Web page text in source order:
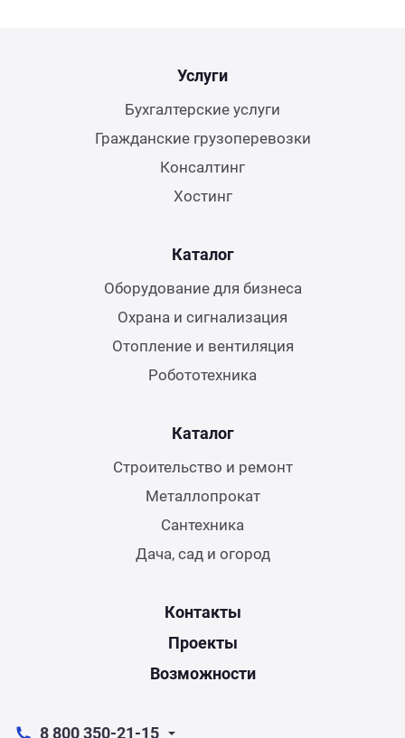
Услуги
Бухгалтерские услуги
Гражданские грузоперевозки
Консалтинг
Хостинг
Каталог
Оборудование для бизнеса
Охрана и сигнализация
Отопление и вентиляция
Робототехника
Каталог
Строительство и ремонт
Металлопрокат
Сантехника
Дача, сад и огород
Контакты
Проекты
Возможности
8 800 350-21-15